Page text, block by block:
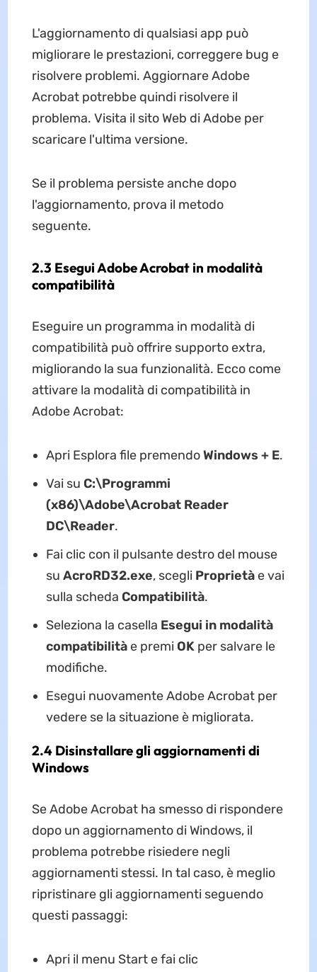
L'aggiornamento di qualsiasi app può
migliorare le prestazioni, correggere bug e
risolvere problemi. Aggiornare Adobe
Acrobat potrebbe quindi risolvere il
problema. Visita il sito Web di Adobe per
scaricare l'ultima versione.
Se il problema persiste anche dopo
l'aggiornamento, prova il metodo
seguente.
2.3 Esegui Adobe Acrobat in modalità
compatibilità
Eseguire un programma in modalità di
compatibilità può offrire supporto extra,
migliorando la sua funzionalità. Ecco come
attivare la modalità di compatibilità in
Adobe Acrobat:
Apri Esplora file premendoWindows + E.
Vai su C:\Programmi
(x86)\Adobe\Acrobat Reader
DC\Reader.
Fai clic con il pulsante destro del mouse
su AcroRD32.exe, scegli Proprietàe vai
sulla scheda Compatibilità.
Seleziona la casella Esegui in modalità
compatibilitàe premi OKper salvare le
modifiche.
Esegui nuovamente Adobe Acrobat per
vedere se la situazione è migliorata.
2.4 Disinstallare gli aggiornamenti di
Windows
Se Adobe Acrobat ha smesso di rispondere
dopo un aggiornamento di Windows, il
problema potrebbe risiedere negli
aggiornamenti stessi. In tal caso, è meglio
ripristinare gli aggiornamenti seguendo
questi passaggi:
Apri il menu Start e fai clic